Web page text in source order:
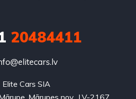
20484411
Elite Cars SIA
Mārupes nov., LV-2167